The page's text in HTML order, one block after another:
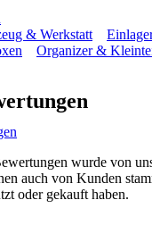
& Werkstatt
Organizer &
wurde von
auch von Kunden
oder gekauft haben.